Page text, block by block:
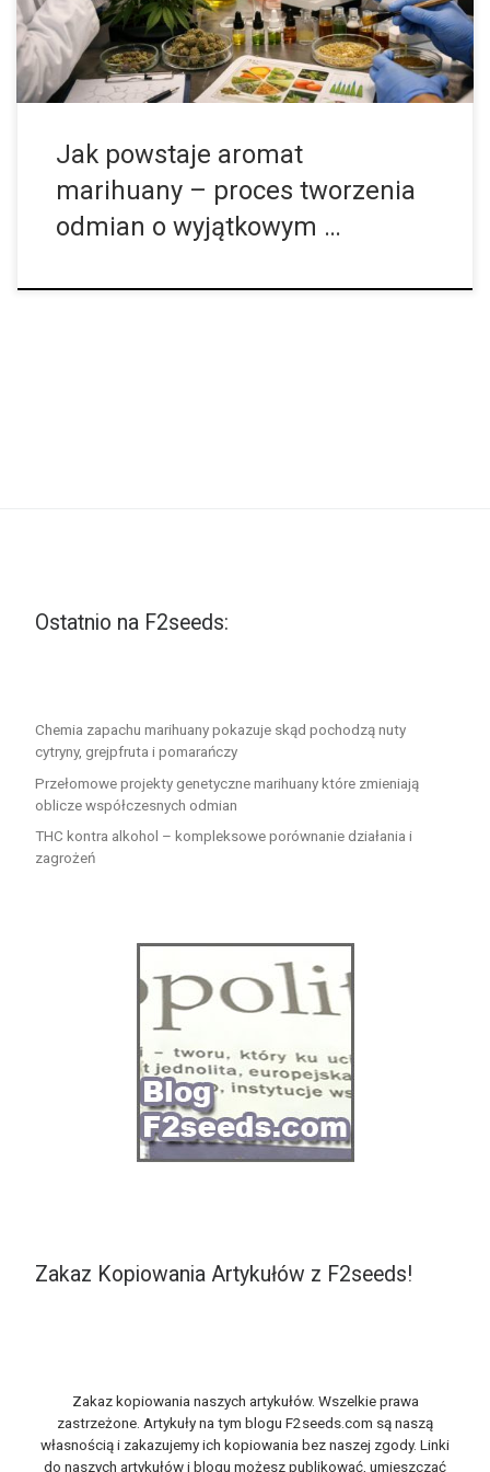
smak i charakter poszczególnych odmian. To właśnie dzięki nim
jedne kwiaty kojarzą się z cytrusami, inne z lasem, ziołami, […]
Jak powstaje aromat
marihuany – proces tworzenia
odmian o wyjątkowym …
Ostatnio na F2seeds:
Chemia zapachu marihuany pokazuje skąd pochodzą nuty
cytryny, grejpfruta i pomarańczy
Przełomowe projekty genetyczne marihuany które zmieniają
oblicze współczesnych odmian
THC kontra alkohol – kompleksowe porównanie działania i
zagrożeń
Zakaz Kopiowania Artykułów z F2seeds!
Zakaz kopiowania naszych artykułów. Wszelkie prawa
zastrzeżone. Artykuły na tym blogu F2seeds.com są naszą
własnością i zakazujemy ich kopiowania bez naszej zgody. Linki
do naszych artykułów i blogu możesz publikować, umieszczać